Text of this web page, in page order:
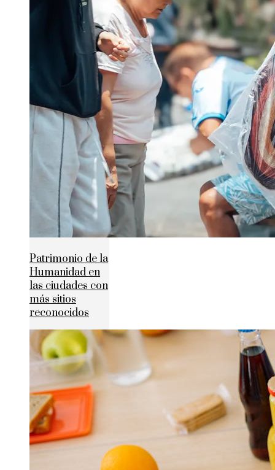
Patrimonio de la
Humanidad en
las ciudades con
más sitios
reconocidos